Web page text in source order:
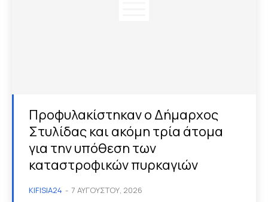
Προφυλακίστηκαν ο Δήμαρχος
Στυλίδας και ακόμη τρία άτομα
για την υπόθεση των
καταστροφικών πυρκαγιών
KIFISIA24 - 7 ΑΥΓΟΎΣΤΟΥ, 2026